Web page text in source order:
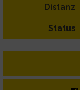
Distanz
Status